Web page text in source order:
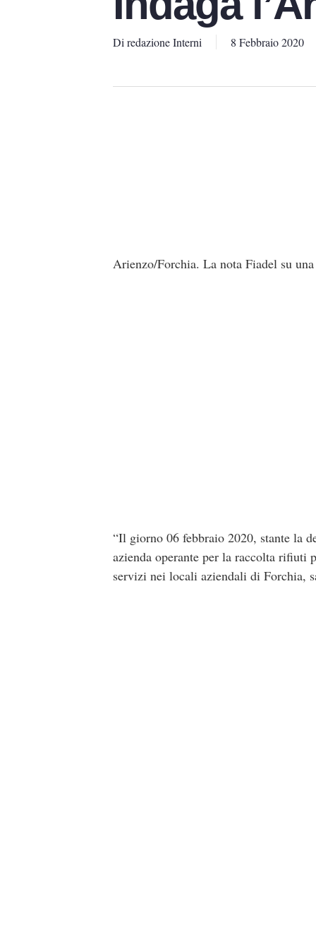
Di redazione Interni 8 Febbraio 2020
Arienzo/Forchia. La nota Fiadel su
“Il giorno 06 febbraio 2020, stante la
azienda operante per la raccolta rifiuti
servizi nei locali aziendali di Forchia,